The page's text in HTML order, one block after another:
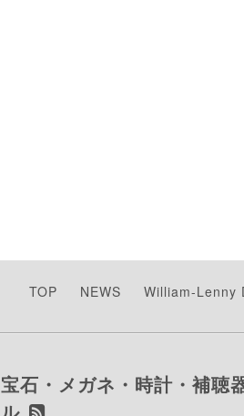
TOP NEWS William-Lenny
宝石・メガネ・時計・補